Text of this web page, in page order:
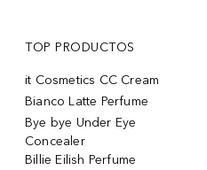
TOP PRODUCTOS
it Cosmetics CC Cream
Bianco Latte Perfume
Bye bye Under Eye
Concealer
Billie Eilish Perfume